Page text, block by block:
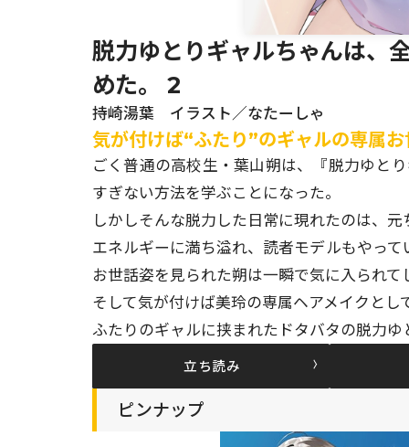
脱力ゆとりギャルちゃんは、
めた。 2
持崎湯葉 イラスト／なたーしゃ
気が付けば“ふたり”のギャルの専属
ごく普通の高校生・葉山朔は、『脱力ゆと
すぎない方法を学ぶことになった。
しかしそんな脱力した日常に現れたのは、
エネルギーに満ち溢れ、読者モデルもやっ
お世話姿を見られた朔は一瞬で気に入られて
そして気が付けば美玲の専属ヘアメイクとし
ふたりのギャルに挟まれたドタバタの脱力
立ち読み
ピンナップ